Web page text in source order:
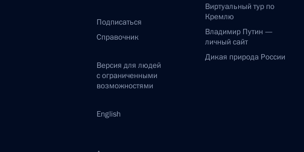
Подписаться
Справочник
Версия для людей
с ограниченными
возможностями
English
Виртуальный тур по
Кремлю
Владимир Путин —
личный сайт
Дикая природа России